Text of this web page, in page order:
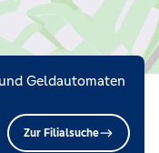
Geldautomaten
Zur Filialsuche